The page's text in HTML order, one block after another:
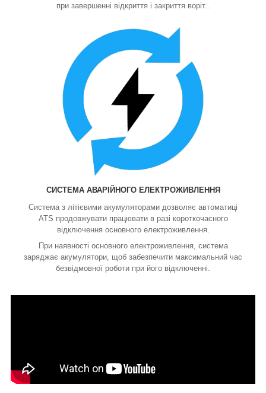
при завершенні відкриття і закриття воріт..
СИСТЕМА АВАРІЙНОГО ЕЛЕКТРОЖИВЛЕННЯ
Система з літієвими акумуляторами дозволяє автоматиці
ATS продовжувати працювати в разі короткочасного
відключення основного електроживлення.
При наявності основного електроживлення, система
заряджає акумулятори, щоб забезпечити максимальний час
безвідмовної роботи при його відключенні.